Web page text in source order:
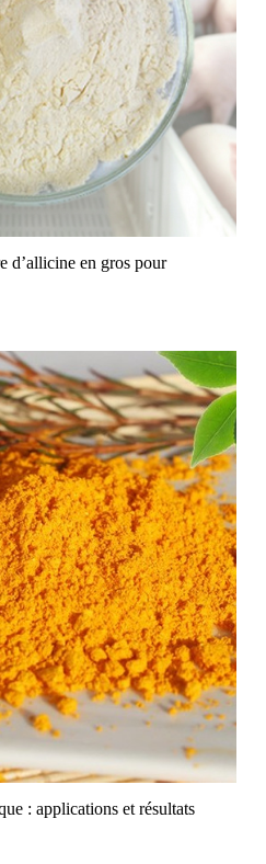
d’allicine en gros pour
: applications et résultats